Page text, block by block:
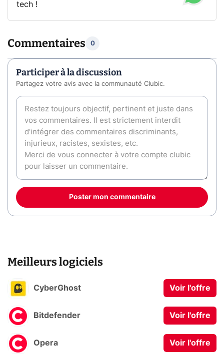
tech !
Commentaires 0
Participer à la discussion
Partagez votre avis avec la communauté Clubic.
Poster mon commentaire
Meilleurs logiciels
CyberGhost Voir l'offre
Bitdefender Voir l'offre
Opera Voir l'offre